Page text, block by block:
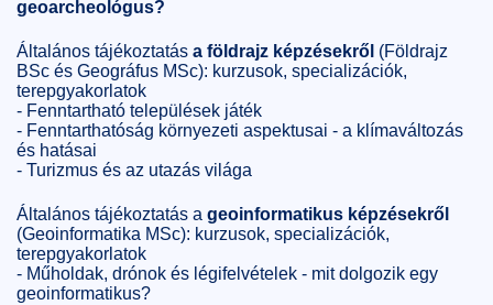
geoarcheológus?
Általános tájékoztatás a földrajz képzésekről (Földrajz
BSc és Geográfus MSc): kurzusok, specializációk,
terepgyakorlatok
- Fenntartható települések játék
- Fenntarthatóság környezeti aspektusai - a klímaváltozás
és hatásai
- Turizmus és az utazás világa
Általános tájékoztatás a geoinformatikus képzésekről
(Geoinformatika MSc): kurzusok, specializációk,
terepgyakorlatok
- Műholdak, drónok és légifelvételek - mit dolgozik egy
geoinformatikus?